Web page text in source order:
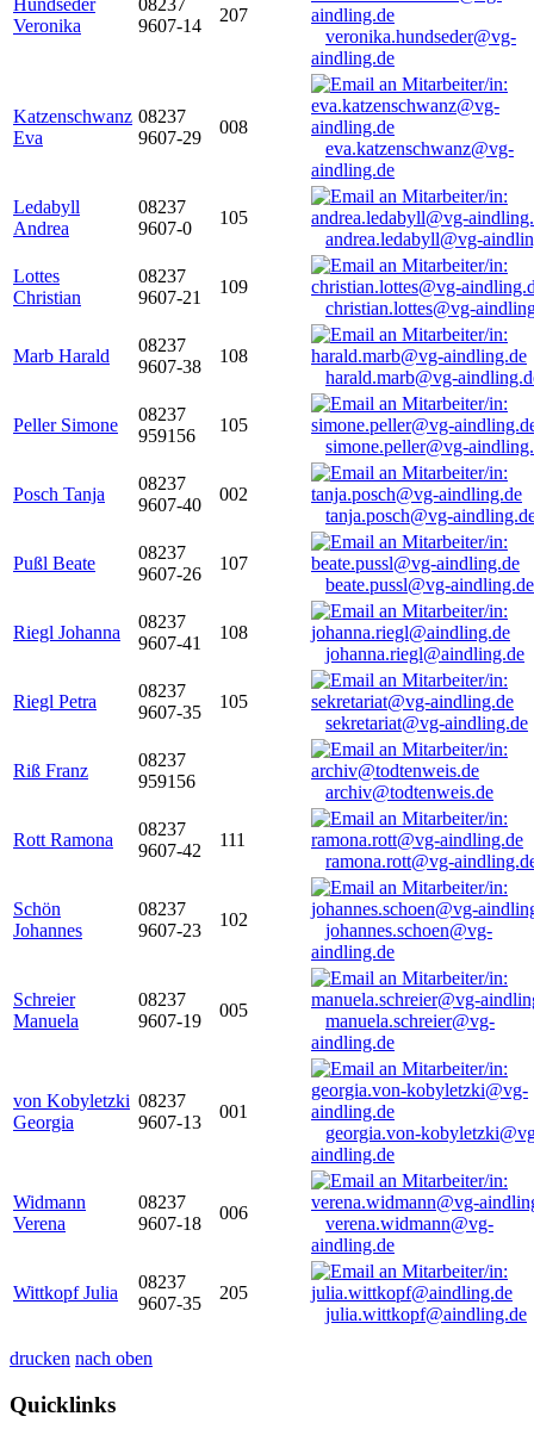
Hundseder
Veronika
08237
9607-14
207
veronika.hundseder@vg-
aindling.de
Katzenschwanz
Eva
08237
9607-29
008
eva.katzenschwanz@vg-
aindling.de
Ledabyll
Andrea
08237
9607-0
105
andrea.ledabyll@vg-
Lottes
Christian
08237
9607-21
109
christian.lottes@vg-
Marb Harald
08237
9607-38
108
harald.marb@vg-
Peller Simone
08237
959156
105
simone.peller@vg-
Posch Tanja
08237
9607-40
002
tanja.posch@vg-
Pußl Beate
08237
9607-26
107
beate.pussl@vg-aindling.de
Riegl Johanna
08237
9607-41
108
johanna.riegl@aindling.de
Riegl Petra
08237
9607-35
105
sekretariat@vg-aindling.de
Riß Franz
08237
959156
archiv@todtenweis.de
Rott Ramona
08237
9607-42
111
ramona.rott@vg-
Schön
Johannes
08237
9607-23
102
johannes.schoen@vg-
aindling.de
Schreier
Manuela
08237
9607-19
005
manuela.schreier@vg-
aindling.de
von Kobyletzki
Georgia
08237
9607-13
001
georgia.von-
aindling.de
Widmann
Verena
08237
9607-18
006
verena.widmann@vg-
aindling.de
Wittkopf Julia
08237
9607-35
205
julia.wittkopf@aindling.de
drucken nach oben
Quicklinks